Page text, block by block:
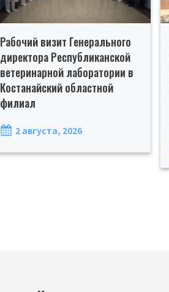
Рабочий визит Генерального
директора Республиканской
ветеринарной лаборатории в
Костанайский областной
филиал
2 августа, 2026